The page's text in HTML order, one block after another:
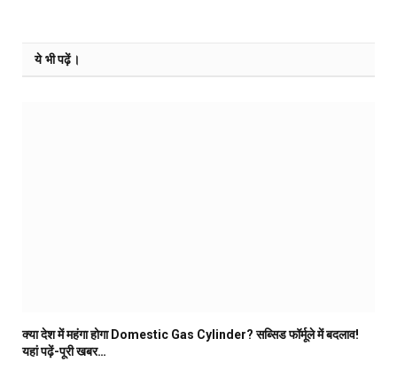
ये भी पढ़ें।
क्या देश में महंगा होगा Domestic Gas Cylinder? सब्सिड फॉर्मूले में बदलाव!
यहां पढ़ें-पूरी खबर…